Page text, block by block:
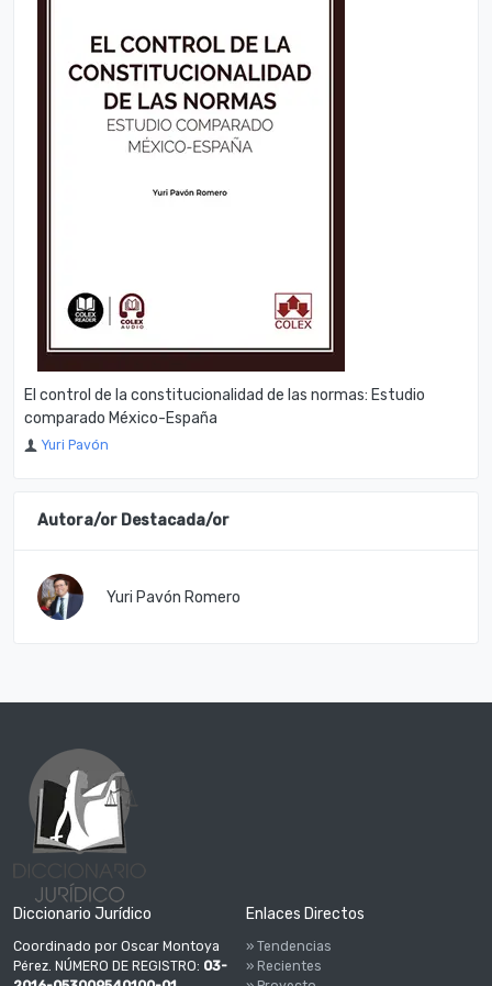
El control de la constitucionalidad de las normas: Estudio
comparado México-España
Yuri Pavón
Autora/or Destacada/or
Yuri Pavón Romero
Diccionario Jurídico
Coordinado por Oscar Montoya
Pérez. NÚMERO DE REGISTRO: 03-
Enlaces Directos
» Tendencias
» Recientes